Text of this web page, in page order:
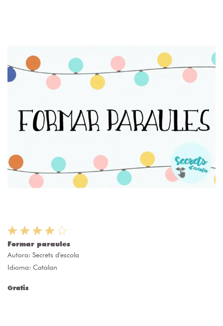
Formar paraules
Autora: Secrets d'escola
Idioma: Catalan
Gratis